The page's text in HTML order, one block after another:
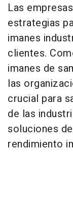
Las
estrategias
imanes
clientes.
imanes de
las
crucial para
de las
soluciones
rendimiento